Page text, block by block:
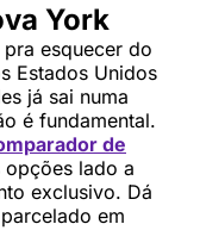
York
esquecer do
Estados Unidos
já sai numa
é fundamental.
de
opções lado a
exclusivo. Dá
em